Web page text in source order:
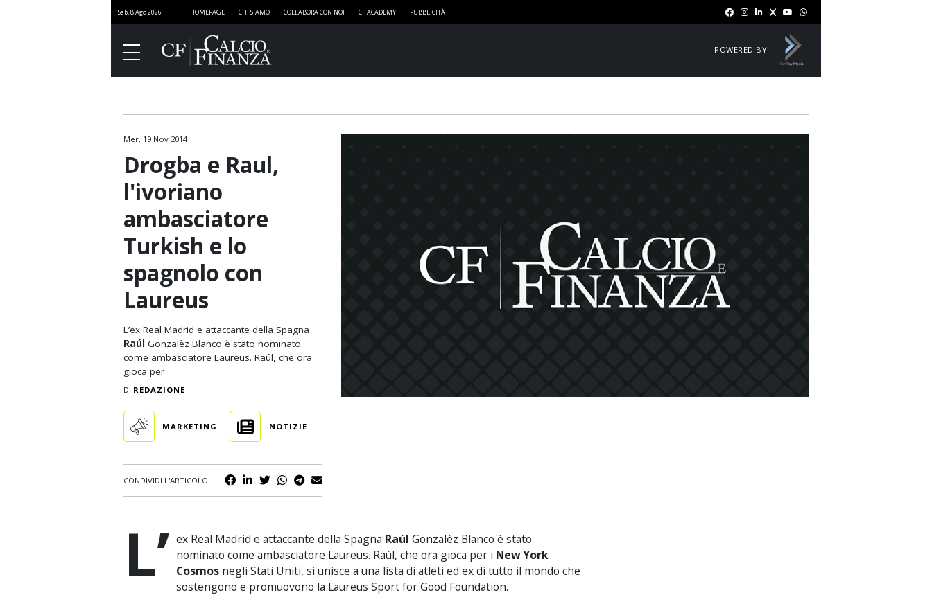
Sab, 8 Ago 2026 HOMEPAGE CHI SIAMO COLLABORA CON NOI CF ACADEMY PUBBLICITÀ
POWERED BY
Governance
Media
Stadi
Marketing
Sport e Finanza
SportNEXT
Business
Scommesse
Casinò
Mer, 19 Nov 2014
Drogba e Raul,
l'ivoriano
ambasciatore
Turkish e lo
spagnolo con
Laureus
L’ex Real Madrid e attaccante della Spagna
Raúl Gonzalèz Blanco è stato nominato
come ambasciatore Laureus. Raúl, che ora
gioca per
Di REDAZIONE
MARKETING NOTIZIE
CONDIVIDI L'ARTICOLO
L’ ex Real Madrid e attaccante della Spagna Raúl Gonzalèz Blanco è stato
nominato come ambasciatore Laureus. Raúl, che ora gioca per i NewYork
Cosmos negli Stati Uniti, si unisce a una lista di atleti ed exdi tutto il mondo che
sostengono e promuovono la Laureus Sport forGood Foundation.